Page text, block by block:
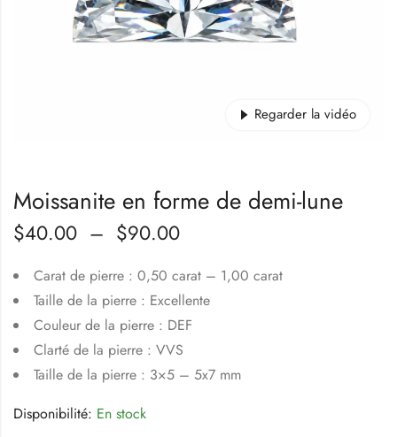
Regarder la vidéo
Moissanite en forme de demi-lune
$40.00 – $90.00
Carat de pierre : 0,50 carat – 1,00 carat
Taille de la pierre : Excellente
Couleur de la pierre : DEF
Clarté de la pierre : VVS
Taille de la pierre : 3×5 – 5x7 mm
Disponibilité: En stock